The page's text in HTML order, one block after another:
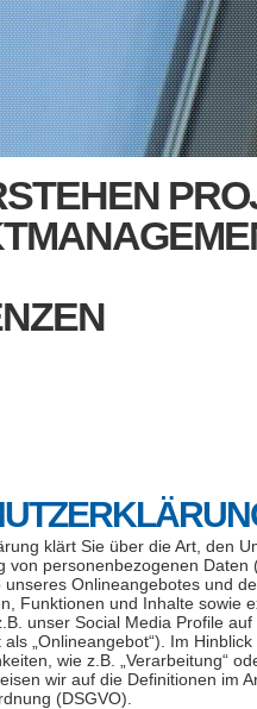
klärt Sie über die Art, den
von personenbezogenen Daten
unseres Onlineangebotes und
Funktionen und Inhalte sowie
unser Social Media Profile
„Onlineangebot“). Im
wie z.B. „Verarbeitung“
wir auf die Definitionen im
(DSGVO).